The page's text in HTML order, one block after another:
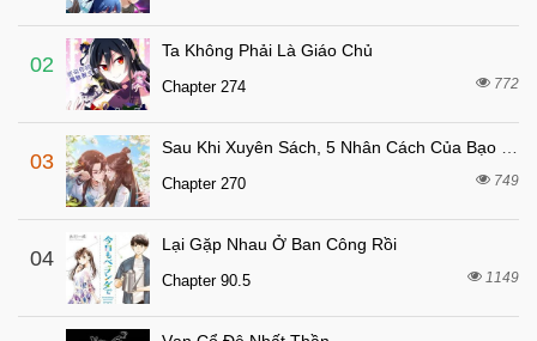
Chapter 15
Chapter 14 6 tháng trước
Chapter 13
Chapter 12
Chapter 11
Chapter 10 6 tháng trước
Chapter 9 6 tháng trước
Chapter 8
6 tháng trước
02
Ta Không Phải Là Giáo Chủ
Chapter 274 772
03
Chapter 270 749
04
Lại Gặp Nhau Ở Ban Công Rồi
Chapter 90.5 1149